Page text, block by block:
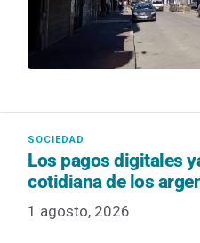
Los pagos digitales
cotidiana de los
1 agosto, 2026